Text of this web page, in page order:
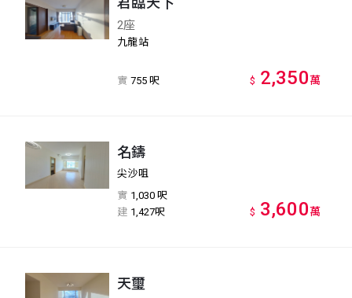
2座
九龍站
實 755 呎 $ 2,350萬
名鑄
尖沙咀
實 1,030 呎
建 1,427呎 $ 3,600萬
天璽